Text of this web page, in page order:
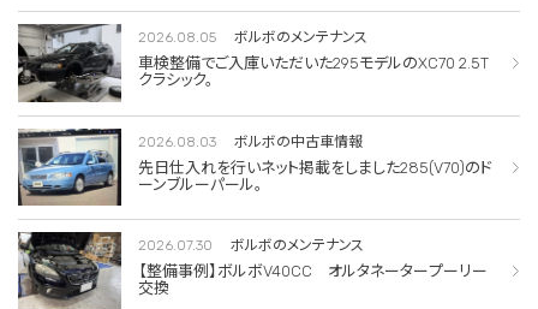
2026.08.05 ボルボのメンテナンス
車検整備でご入庫いただいた295モデルのXC70 2.5T
クラシック。
2026.08.03 ボルボの中古車情報
先日仕入れを行いネット掲載をしました285(V70)のド
ーンブルーパール。
2026.07.30 ボルボのメンテナンス
【整備事例】ボルボV40CC オルタネータープーリー
交換